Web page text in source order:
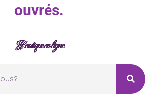
ouvrés.
Boutique en ligne